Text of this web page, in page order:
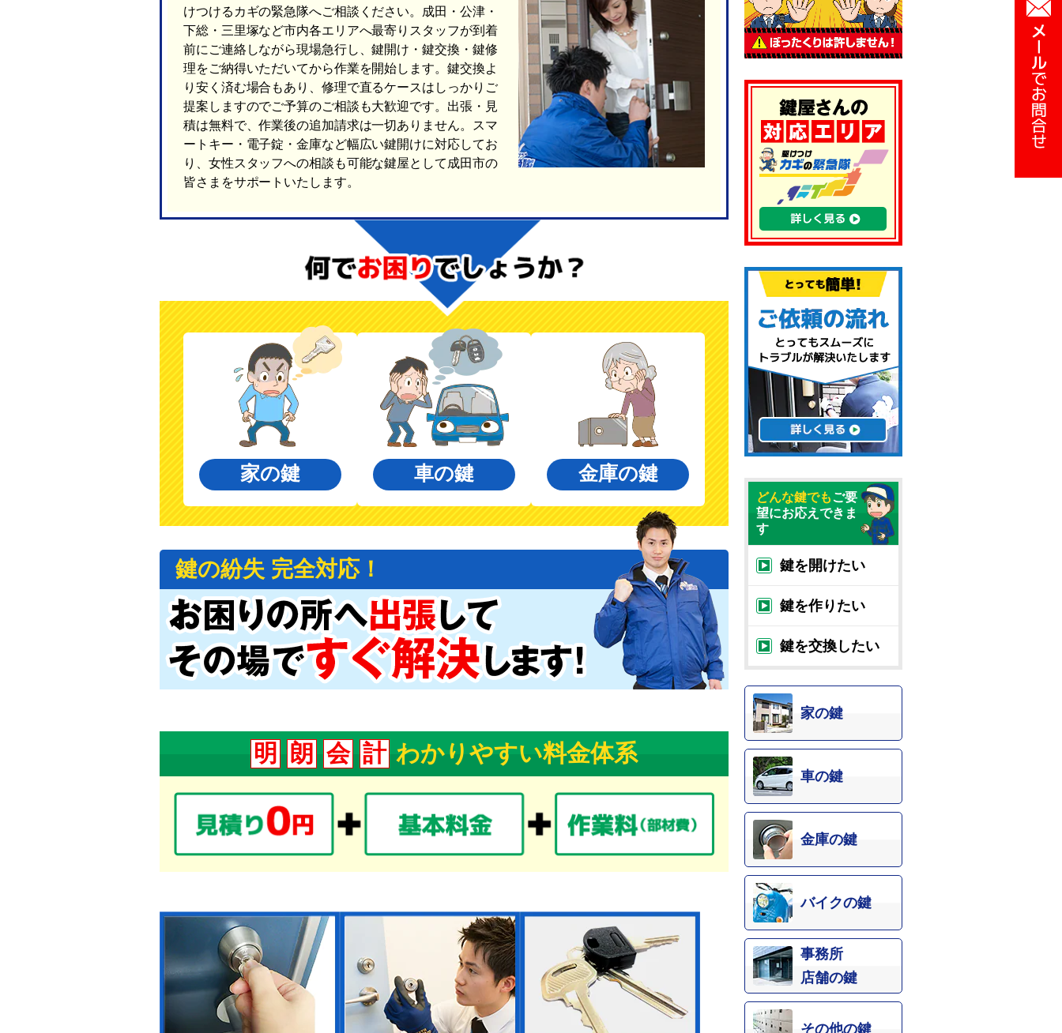
けつけるカギの緊急隊へご相談ください。成田・公津・
下総・三里塚など市内各エリアへ最寄りスタッフが到着
前にご連絡しながら現場急行し、鍵開け・鍵交換・鍵修
理をご納得いただいてから作業を開始します。鍵交換よ
り安く済む場合もあり、修理で直るケースはしっかりご
提案しますのでご予算のご相談も大歓迎です。出張・見
積は無料で、作業後の追加請求は一切ありません。スマ
ートキー・電子錠・金庫など幅広い鍵開けに対応してお
り、女性スタッフへの相談も可能な鍵屋として成田市の
皆さまをサポートいたします。
家の鍵 車の鍵 金庫の鍵
鍵の紛失 完全対応！
明 朗 会 計 わかりやすい料金体系
どんな鍵でもご要
望にお応えできま
す
鍵を開けたい
鍵を作りたい
鍵を交換したい
家の鍵
車の鍵
金庫の鍵
バイクの鍵
事務所
店舗の鍵
その他の鍵